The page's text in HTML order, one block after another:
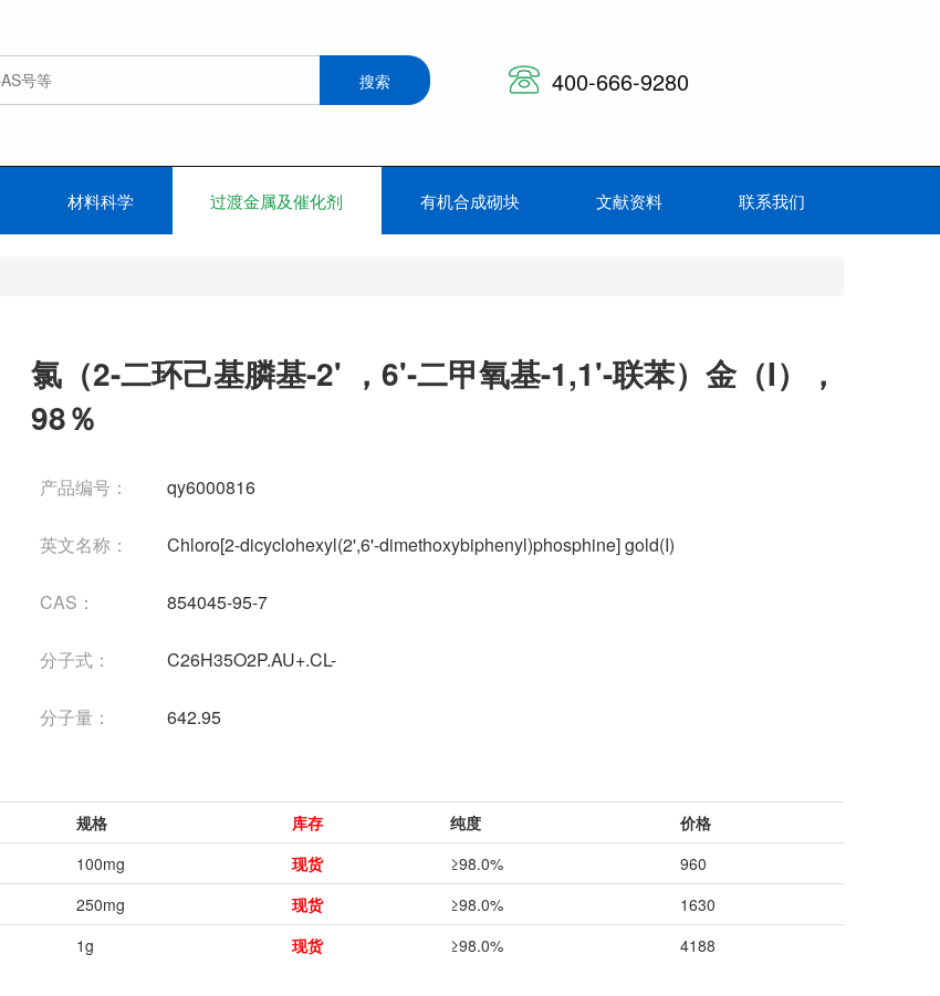
400-666-9280
材料科学 过渡金属及催化剂 有机合成砌块 文献资料 联系我们
氯（2-二环己基膦基-2' ，6'-二甲氧基-1,1'-联苯）金（I），
98％
产品编号： qy6000816
英文名称： Chloro[2-dicyclohexyl(2',6'-dimethoxybiphenyl)phosphine] gold(I)
CAS： 854045-95-7
分子式： C26H35O2P.AU+.CL-
分子量： 642.95
规格 库存 纯度
价格
100mg 现货 ≥98.0%
960
250mg 现货 ≥98.0%
1630
1g 现货 ≥98.0% 4188